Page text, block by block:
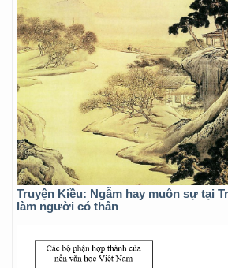
Truyện Kiều: Ngẫm hay muôn sự tại
làm người có thân